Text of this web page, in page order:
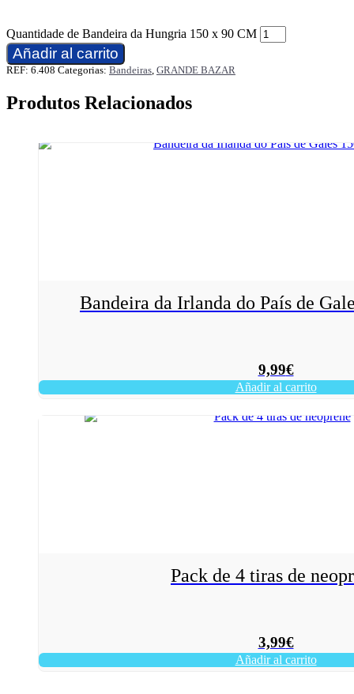
Quantidade de Bandeira da Hungria 150 x 90 CM
Añadir al carrito
REF: 6.408 Categorias: Bandeiras, GRANDE BAZAR
Produtos Relacionados
Bandeira da Irlanda do País de
9,99€
Añadir al carrito
Pack de 4 tiras de
3,99€
Añadir al carrito